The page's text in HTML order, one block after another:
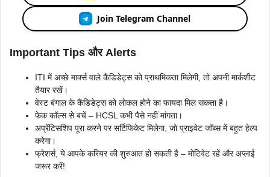
Join Telegram Channel
Important Tips और Alerts
ITI में अच्छे मार्क्स वाले कैंडिडेट्स को प्राथमिकता मिलेगी, तो अपनी मार्कशीट
तैयार रखें।
वेस्ट बंगाल के कैंडिडेट्स को लोकल होने का फायदा मिल सकता है।
फेक कॉल्स से बचें – HCSL कभी पैसे नहीं मांगता।
अप्रेंटिसशिप पूरा करने पर सर्टिफिकेट मिलेगा, जो प्राइवेट जॉब्स में बहुत हेल्प
करेगा।
फ्रेशर्स, ये आपके करियर की शुरुआत हो सकती है – मोटिवेट रहें और अप्लाई
जरूर करें!